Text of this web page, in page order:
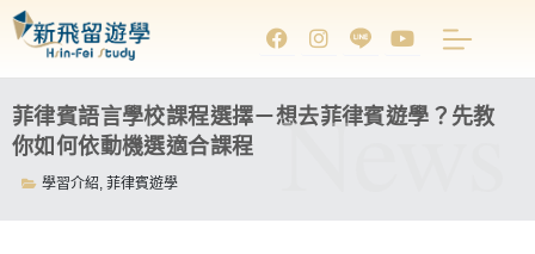
菲律賓語言學校課程選擇－想去菲律賓遊學？先教
你如何依動機選適合課程
學習介紹, 菲律賓遊學 News